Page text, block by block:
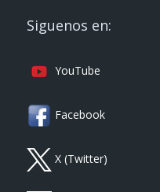
Siguenos en:
YouTube
Facebook
X (Twitter)